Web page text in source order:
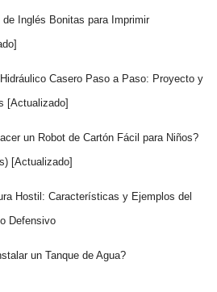
de Inglés Bonitas para Imprimir
Casero Paso a Paso: Proyecto y
[Actualizado]
un Robot de Cartón Fácil para Niños?
[Actualizado]
Hostil: Características y Ejemplos del
Defensivo
un Tanque de Agua?